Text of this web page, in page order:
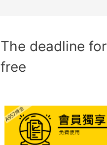
The deadline for
free